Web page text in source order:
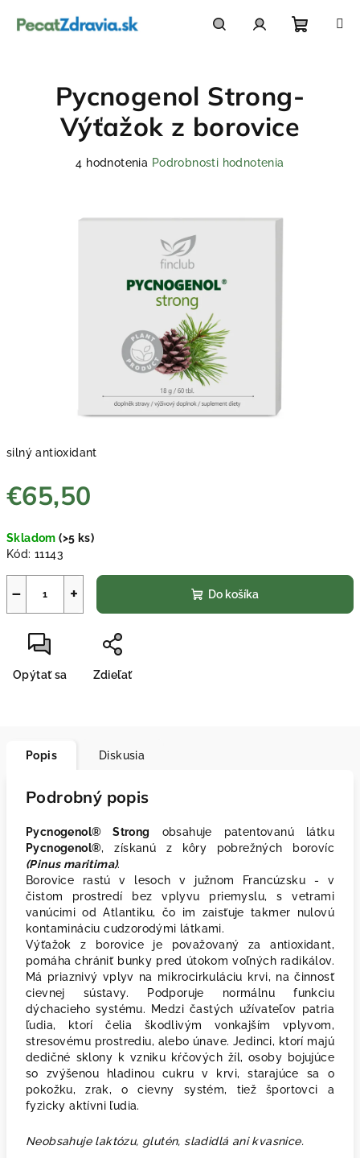
košík
silný antioxidant
€65,50
cena:
Skladom(>5 ks)
Kód: 11143
+
− Do košíka
Opýtať sa Zdieľať
Pycnogenol Strong-
Výťažok z borovice
Priemerné
4 hodnotenia Podrobnosti hodnotenia
Popis Diskusia
Podrobný popis
Pycnogenol® Strong
obsahuje patentovanú látku
Pycnogenol®, získanú z kôry pobrežných borovíc
(Pinus maritima).
Borovice rastú v lesoch v južnom Francúzsku - v
čistom prostredí bez vplyvu priemyslu, s vetrami
vanúcimi od Atlantiku, čo im zaisťuje takmer nulovú
kontamináciu cudzorodými látkami.
Výťažok z borovice je považovaný za antioxidant,
pomáha chrániť bunky pred útokom voľných radikálov.
Má priaznivý vplyv na mikrocirkuláciu krvi, na činnosť
cievnej sústavy. Podporuje normálnu funkciu
dýchacieho systému. Medzi častých užívateľov patria
ľudia, ktorí čelia škodlivým vonkajším vplyvom,
stresovému prostrediu, alebo únave. Jedinci, ktorí majú
dedičné sklony k vzniku kŕčových žíl, osoby bojujúce
so zvýšenou hladinou cukru v krvi, starajúce sa o
pokožku, zrak, o cievny systém, tiež športovci a
fyzicky aktívni ľudia.
Neobsahuje laktózu, glutén, sladidlá ani kvasnice.